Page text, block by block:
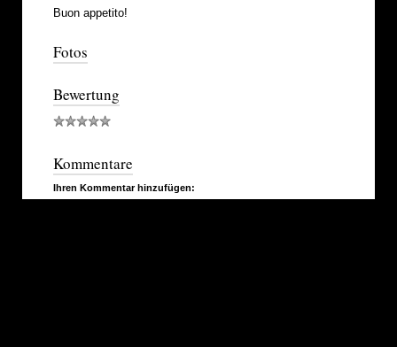
Buon appetito!
Fotos
Bewertung
Kommentare
Ihren Kommentar hinzufügen: